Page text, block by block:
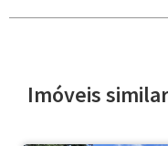
Imóveis